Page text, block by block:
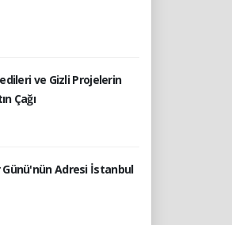
ve Gizli Projelerin
Çağı
Günü'nün Adresi İstanbul